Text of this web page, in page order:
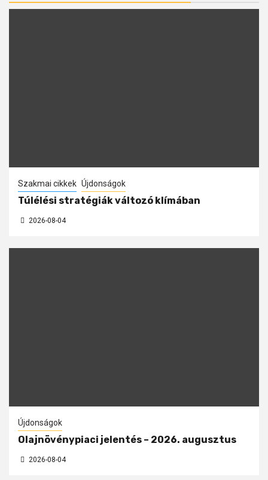
Szakmai cikkek Újdonságok
Túlélési stratégiák változó klímában
2026-08-04
Újdonságok
Olajnövénypiaci jelentés – 2026. augusztus
2026-08-04